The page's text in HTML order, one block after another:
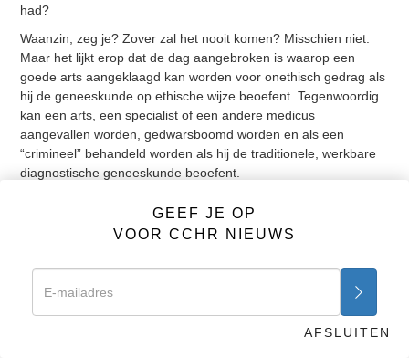
had?
Waanzin, zeg je? Zover zal het nooit komen? Misschien niet.
Maar het lijkt erop dat de dag aangebroken is waarop een
goede arts aangeklaagd kan worden voor onethisch gedrag als
hij de geneeskunde op ethische wijze beoefent. Tegenwoordig
kan een arts, een specialist of een andere medicus
aangevallen worden, gedwarsboomd worden en als een
“crimineel” behandeld worden als hij de traditionele, werkbare
diagnostische geneeskunde beoefent.
die de niet-psychiatrische geneeskunde willen beoefenen. Die
artsen die een zorgverlenend en hoogstaand doel hebben in de
patiënten. Dit geldt voor artsen die zich zorgen maken over het
feit dat er miljoenen kinderen, op speed lijkende, verslavende,
psychiatrische medicijnen slikken wegens de zogenaamde
geestelijke stoornis ADHD.
GEEF JE OP
VOOR CCHR NIEUWS
AFSLUITEN